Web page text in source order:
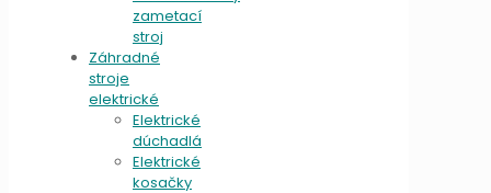
zametací
stroj
Záhradné
stroje
elektrické
Elektrické
dúchadlá
Elektrické
kosačky